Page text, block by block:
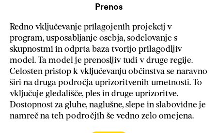
Prenos
Redno vključevanje prilagojenih projekcij v
program, usposabljanje osebja, sodelovanje s
skupnostmi in odprta baza tvorijo prilagodljiv
model. Ta model je prenosljiv tudi v druge regije.
Celosten pristop k vključevanju občinstva se naravno
širi na druga področja uprizoritvenih umetnosti. To
vključuje gledališče, ples in druge uprizoritve.
Dostopnost za gluhe, naglušne, slepe in slabovidne je
namreč na teh področjih še vedno zelo omejena.